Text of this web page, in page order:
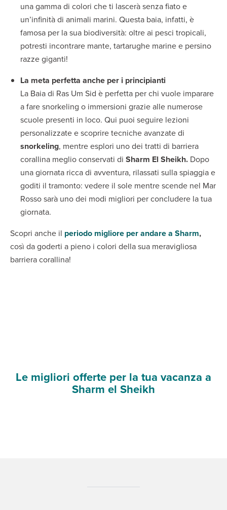
una gamma di colori che ti lascerà senza fiato e
un’infinità di animali marini. Questa baia, infatti, è
famosa per la sua biodiversità: oltre ai pesci tropicali,
potresti incontrare mante, tartarughe marine e persino
razze giganti!
La meta perfetta anche per i principianti
La Baia di Ras Um Sid è perfetta per chi vuole imparare
a fare snorkeling o immersioni grazie alle numerose
scuole presenti in loco. Qui puoi seguire lezioni
personalizzate e scoprire tecniche avanzate di
snorkeling, mentre esplori uno dei tratti di barriera
corallina meglio conservati di Sharm El Sheikh. Dopo
una giornata ricca di avventura, rilassati sulla spiaggia e
goditi il tramonto: vedere il sole mentre scende nel Mar
Rosso sarà uno dei modi migliori per concludere la tua
giornata.
Scopri anche il periodo migliore per andare a Sharm,
così da goderti a pieno i colori della sua meravigliosa
barriera corallina!
Le migliori offerte per la tua vacanza a
Sharm el Sheikh